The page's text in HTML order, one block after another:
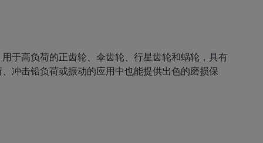
于高负荷的正齿轮、伞齿轮、行星齿轮和蜗轮，具有
冲击铅负荷或振动的应用中也能提供出色的磨损保